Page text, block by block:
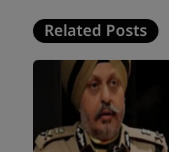
Related Posts